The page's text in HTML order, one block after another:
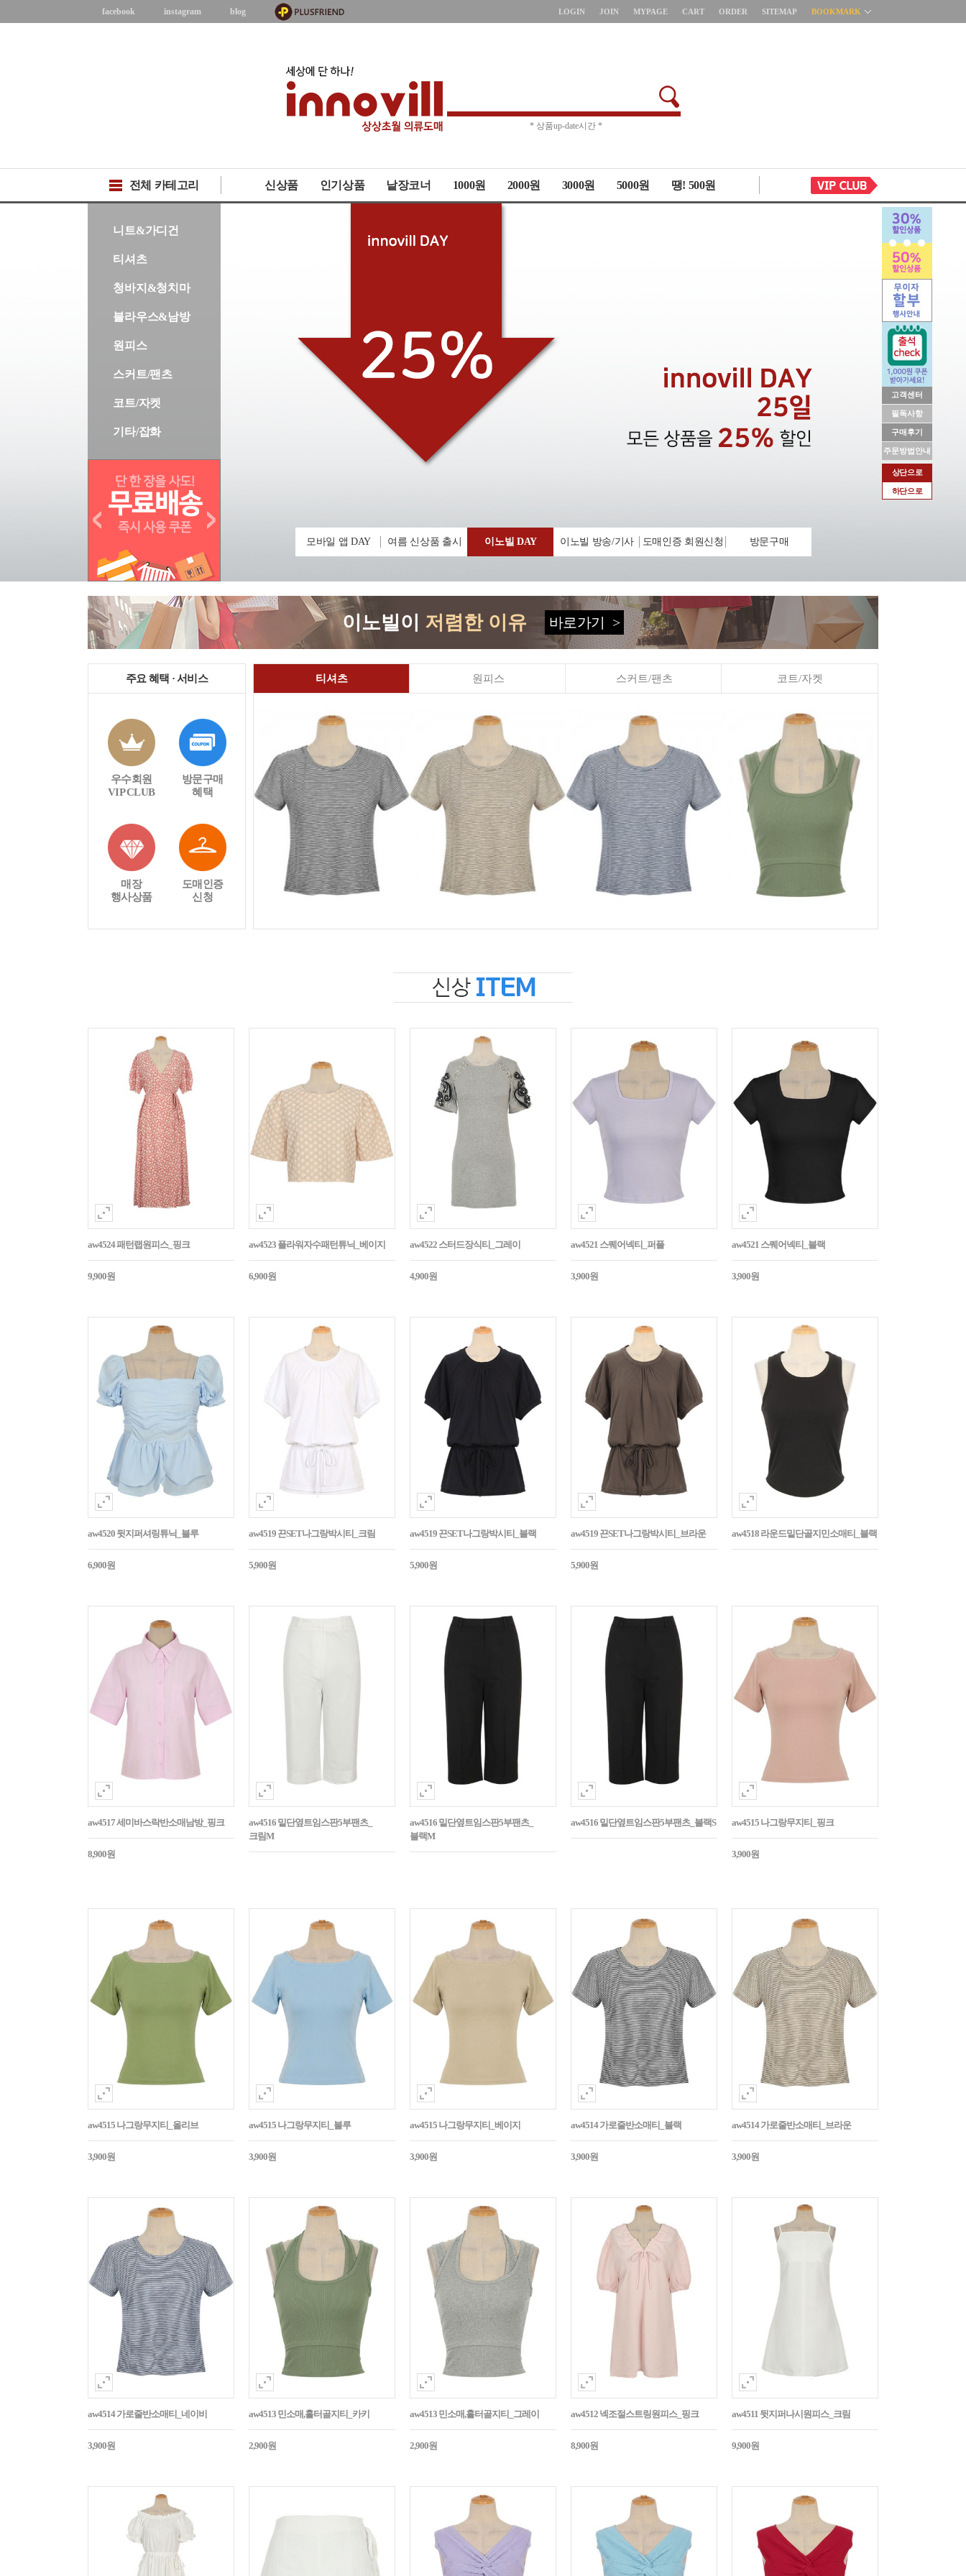
고객센터
필독사항
구매후기
주문방법안내
상단으로
하단으로
facebook instagram blog LOGIN JOIN MYPAGE CART ORDER SITEMAP BOOKMARK
* 주문취소 제한 *
전체 카테고리 신상품 인기상품 낱장코너 1000원 2000원 3000원 5000원 땡! 500원
니트&가디건
티셔츠
청바지&청치마
블라우스&남방
원피스
스커트/팬츠
코트/자켓
기타/잡화
모바일 앱 DAY 여름 신상품 출시 이노빌 DAY 이노빌 방송/기사 도매인증 회원신청 방문구매
이노빌이 저렴한 이유 바로가기 >
주요 혜택 · 서비스
우수회원
VIP CLUB
방문구매
혜택
매장
행사상품
도매인증
신청
티셔츠 원피스 스커트/팬츠 코트/자켓
aw4524 패턴랩원피스_핑크
9,900원
aw4523 플라워자수패턴튜닉_베이지
6,900원
aw4522 스터드장식티_그레이
4,900원
aw4521 스퀘어넥티_퍼플
3,900원
aw4521 스퀘어넥티_블랙
3,900원
aw4520 뒷지퍼셔링튜닉_블루
6,900원
aw4519 끈SET나그랑박시티_크림
5,900원
aw4519 끈SET나그랑박시티_블랙
5,900원
aw4519 끈SET나그랑박시티_브라운
5,900원
aw4518 라운드밑단골지민소매티_블랙
aw4517 세미바스락반소매남방_핑크
8,900원
aw4516 밑단옆트임스판5부팬츠_
크림M
aw4516 밑단옆트임스판5부팬츠_
블랙M
aw4516 밑단옆트임스판5부팬츠_블랙S aw4515 나그랑무지티_핑크
3,900원
aw4515 나그랑무지티_올리브
3,900원
aw4515 나그랑무지티_블루
3,900원
aw4515 나그랑무지티_베이지
3,900원
aw4514 가로줄반소매티_블랙
3,900원
aw4514 가로줄반소매티_브라운
3,900원
aw4514 가로줄반소매티_네이비
3,900원
aw4513 민소매,홀터골지티_카키
2,900원
aw4513 민소매,홀터골지티_그레이
2,900원
aw4512 넥조절스트링원피스_핑크
8,900원
aw4511 뒷지퍼나시원피스_크림
9,900원